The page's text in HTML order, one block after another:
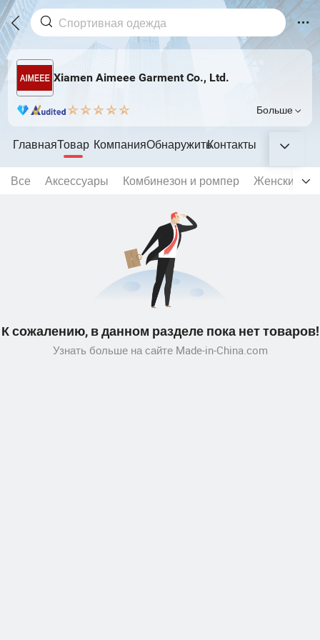
Xiamen Aimeee Garment Co., Ltd.
Больше
ГлавнаяТовар КомпанияОбнаружитьКонтакты
Все Аксессуары Комбинезон и ромпер Женский
К сожалению, в данном разделе пока нет товаров!
Узнать больше на сайте Made-in-China.com